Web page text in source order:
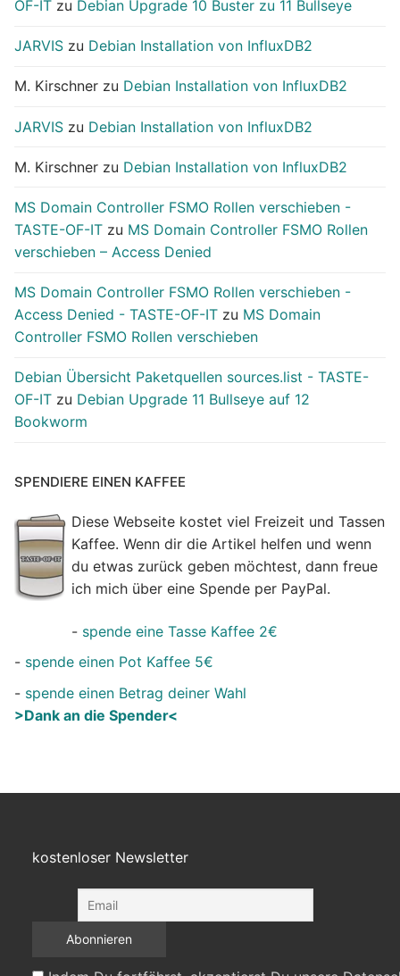
OF-IT zu Debian Upgrade 10 Buster zu 11 Bullseye
JARVIS zu Debian Installation von InfluxDB2
M. Kirschner zu Debian Installation von InfluxDB2
JARVIS zu Debian Installation von InfluxDB2
M. Kirschner zu Debian Installation von InfluxDB2
MS Domain Controller FSMO Rollen verschieben -
TASTE-OF-IT zu MS Domain Controller FSMO Rollen
verschieben – Access Denied
MS Domain Controller FSMO Rollen verschieben -
Access Denied - TASTE-OF-IT zu MS Domain
Controller FSMO Rollen verschieben
Debian Übersicht Paketquellen sources.list - TASTE-
OF-IT zu Debian Upgrade 11 Bullseye auf 12
Bookworm
SPENDIERE EINEN KAFFEE
Diese Webseite kostet viel Freizeit und Tassen
Kaffee. Wenn dir die Artikel helfen und wenn
du etwas zurück geben möchtest, dann freue
ich mich über eine Spende per PayPal.
- spende eine Tasse Kaffee 2€
- spende einen Pot Kaffee 5€
- spende einen Betrag deiner Wahl
>Dank an die Spender<
kostenloser Newsletter